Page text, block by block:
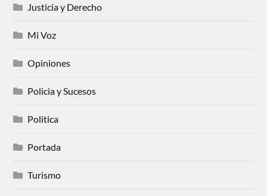
Justicia y Derecho
Mi Voz
Opiniones
Policia y Sucesos
Politica
Portada
Turismo